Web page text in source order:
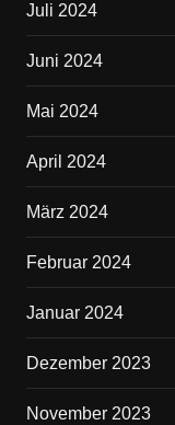
Juli 2024
Juni 2024
Mai 2024
April 2024
März 2024
Februar 2024
Januar 2024
Dezember 2023
November 2023